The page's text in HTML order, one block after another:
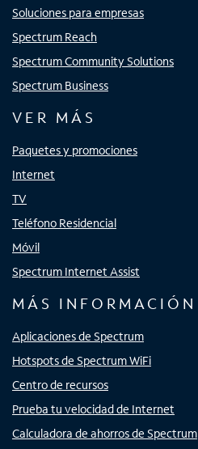
Soluciones para empresas
Spectrum Reach
Spectrum Community Solutions
Spectrum Business
VER MÁS
Paquetes y promociones
Internet
TV
Teléfono Residencial
Móvil
Spectrum Internet Assist
MÁS INFORMACIÓN
Aplicaciones de Spectrum
Hotspots de Spectrum WiFi
Centro de recursos
Prueba tu velocidad de Internet
Calculadora de ahorros de Spectrum